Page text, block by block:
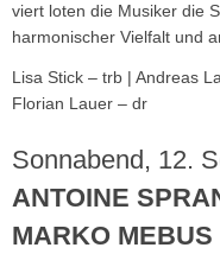
viert loten die Musiker die
harmonischer Vielfalt und
Lisa Stick – trb | Andreas
Florian Lauer – dr
Sonnabend, 12.
ANTOINE
MARKO MEBUS